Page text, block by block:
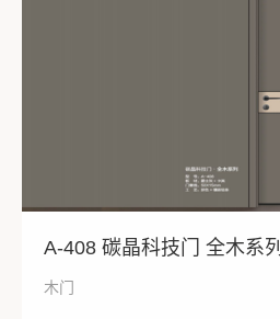
A-408 碳晶科技门 全木系列
木门